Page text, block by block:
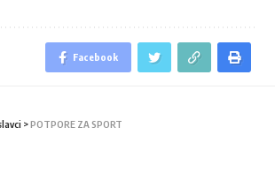
Facebook
>POTPORE ZA SPORT